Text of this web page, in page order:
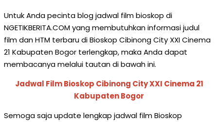
Untuk Anda pecinta blog jadwal film bioskop di
NGETIKBERITA.COM yang membutuhkan informasi judul
film dan HTM terbaru di Bioskop Cibinong City XXI Cinema
21 Kabupaten Bogor terlengkap, maka Anda dapat
membacanya melalui tautan di bawah ini.
Jadwal Film Bioskop Cibinong City XXI Cinema 21
Kabupaten Bogor
Semoga saja update lengkap jadwal film Bioskop